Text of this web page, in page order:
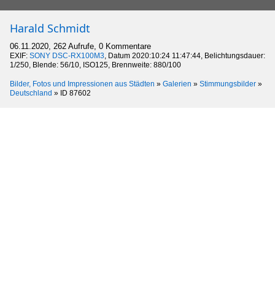
Harald Schmidt
06.11.2020, 262 Aufrufe, 0 Kommentare
EXIF: SONY DSC-RX100M3, Datum 2020:10:24 11:47:44, Belichtungsdauer:
1/250, Blende: 56/10, ISO125, Brennweite: 880/100
Bilder, Fotos und Impressionen aus Städten » Galerien » Stimmungsbilder »
Deutschland » ID 87602